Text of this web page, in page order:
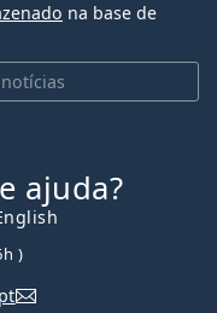
na base de
ajuda?
)